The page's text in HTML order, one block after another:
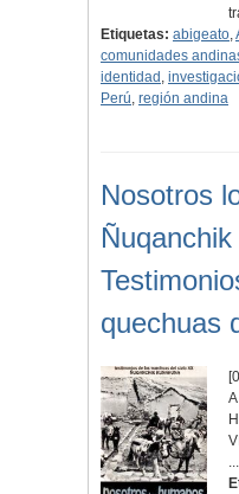
Etiquetas: abigeato,
comunidades
identidad ,
Perú, región andina
Nosotros
quechuas